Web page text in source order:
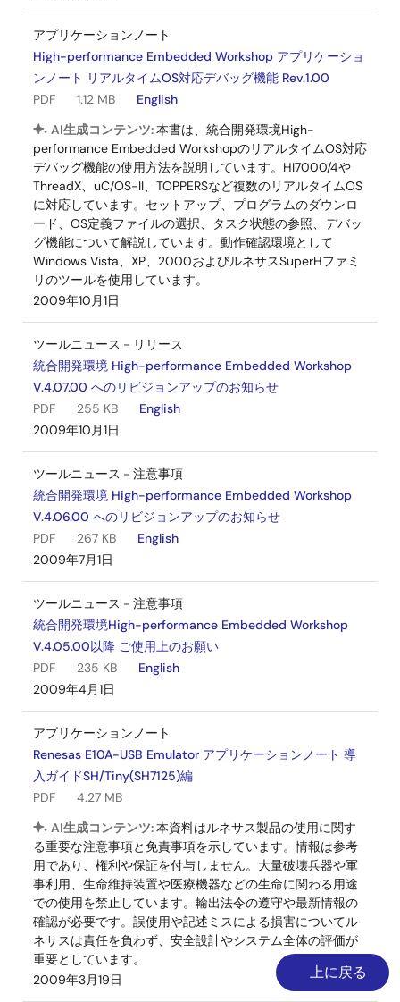
アプリケーションノート
High-performance Embedded Workshop アプリケーショ
ンノート リアルタイムOS対応デバッグ機能 Rev.1.00
PDF
1.12 MB
English
AI生成コンテンツ:本書は、統合開発環境High-
performance Embedded WorkshopのリアルタイムOS対応
デバッグ機能の使用方法を説明しています。HI7000/4や
ThreadX、uC/OS-II、TOPPERSなど複数のリアルタイムOS
に対応しています。セットアップ、プログラムのダウンロ
ード、OS定義ファイルの選択、タスク状態の参照、デバッ
グ機能について解説しています。動作確認環境として
Windows Vista、XP、2000およびルネサスSuperHファミ
リのツールを使用しています。
2009年10月1日
ツールニュース－リリース
統合開発環境 High-performance Embedded Workshop
V.4.07.00 へのリビジョンアップのお知らせ
PDF
255 KB
English
2009年10月1日
ツールニュース－注意事項
統合開発環境 High-performance Embedded Workshop
V.4.06.00 へのリビジョンアップのお知らせ
PDF
267 KB
English
2009年7月1日
ツールニュース－注意事項
統合開発環境High-performance Embedded Workshop
V.4.05.00以降 ご使用上のお願い
PDF
235 KB
English
2009年4月1日
アプリケーションノート
Renesas E10A-USB Emulator アプリケーションノート 導
入ガイドSH/Tiny(SH7125)編
PDF
4.27 MB
AI生成コンテンツ:本資料はルネサス製品の使用に関す
る重要な注意事項と免責事項を示しています。情報は参考
用であり、権利や保証を付与しません。大量破壊兵器や軍
事利用、生命維持装置や医療機器などの生命に関わる用途
での使用を禁止しています。輸出法令の遵守や最新情報の
確認が必要です。誤使用や記述ミスによる損害についてル
ネサスは責任を負わず、安全設計やシステム全体の評価が
重要としています。
2009年3月19日
上に戻る